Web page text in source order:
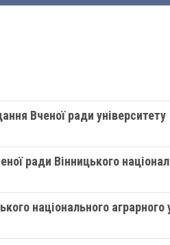
Вченої ради університету
ради Вінницького
національного